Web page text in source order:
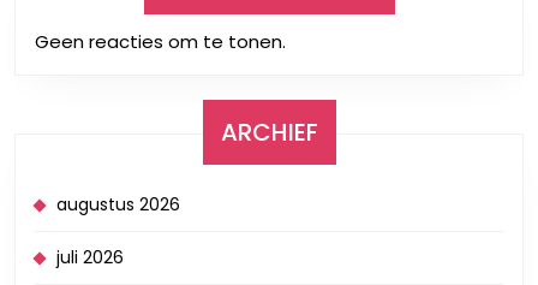
Geen reacties om te tonen.
ARCHIEF
augustus 2026
juli 2026